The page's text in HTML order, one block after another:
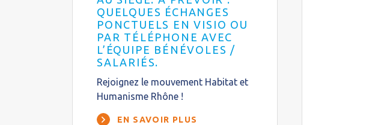
QUELQUES ÉCHANGES
PONCTUELS EN VISIO OU
PAR TÉLÉPHONE AVEC
L’ÉQUIPE BÉNÉVOLES /
SALARIÉS.
Rejoignez le mouvement Habitat et
Humanisme Rhône !
EN SAVOIR PLUS